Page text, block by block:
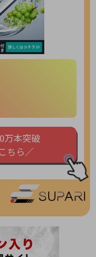
万本突破
ちら／